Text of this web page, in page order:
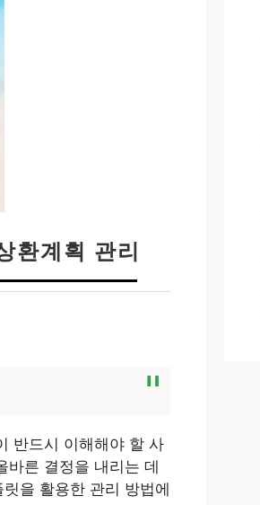
환계획 관리
반드시 이해해야 할 사
바른 결정을 내리는 데
을 활용한 관리 방법에